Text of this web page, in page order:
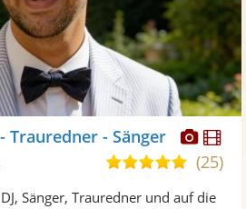
Fotos
Trauredner - Sänger
5,0(25)
Sänger, Trauredner und auf die